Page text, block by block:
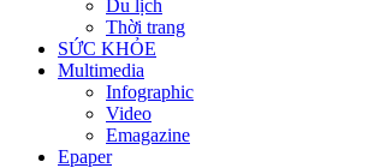
Du lịch
Thời trang
SỨC KHỎE
Multimedia
Infographic
Video
Emagazine
Epaper